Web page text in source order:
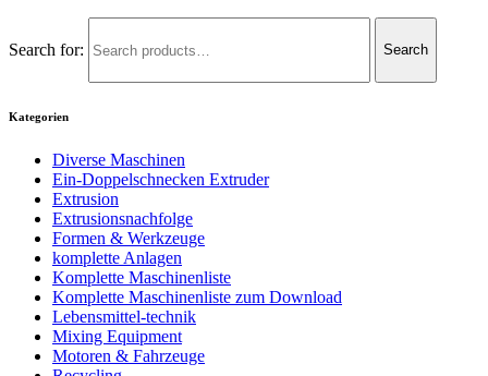
Search for: Search
Kategorien
Diverse Maschinen
Ein-Doppelschnecken Extruder
Extrusion
Extrusionsnachfolge
Formen & Werkzeuge
komplette Anlagen
Komplette Maschinenliste
Komplette Maschinenliste zum Download
Lebensmittel-technik
Mixing Equipment
Motoren & Fahrzeuge